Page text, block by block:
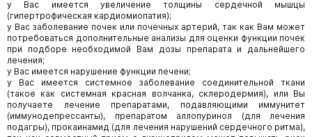
у Вас имеется увеличение толщины сердечной мышцы
(гипертрофическая кардиомиопатия);
у Вас заболевание почек или почечных артерий, так как Вам может
потребоваться дополнительные анализы для оценки функции почек
при подборе необходимой Вам дозы препарата и дальнейшего
лечения;
у Вас имеется нарушение функции печени;
у Вас имеется системное заболевание соединительной ткани
(такое как системная красная волчанка, склеродермия), или Вы
получаете лечение препаратами, подавляющими иммунитет
(иммунодепрессанты), препаратом аллопуринол (для лечения
подагры), прокаинамид (для лечения нарушений сердечного ритма),